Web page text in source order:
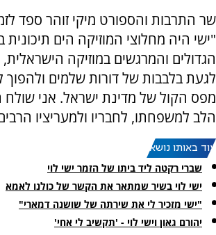
"ישי היה מחלוצי המוזיקה הים
הגדולים והמרגשים במוזיקה
לגעת בלבבות של דורות שלמים
מפס הקול של מדינת ישראל. אני שולח
הלב למשפחתו, לחבריו ולמעריציו
עוד באותו נושא:
שברי רקטה ליד ביתו של הזמר ישי לוי
ישי לוי בשיר שמתאר את הקשר של כולנו לאמא
"ישי מזכיר לי את שירתה של שושנה דמארי"
יהורם גאון וישי לוי - 'תקשיב לי אחי'